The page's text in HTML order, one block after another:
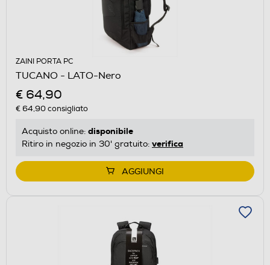
ZAINI PORTA PC
TUCANO - LATO-Nero
€ 64,90
€ 64,90consigliato
Acquisto online: disponibile
Ritiro in negozio in 30' gratuito: verifica
AGGIUNGI